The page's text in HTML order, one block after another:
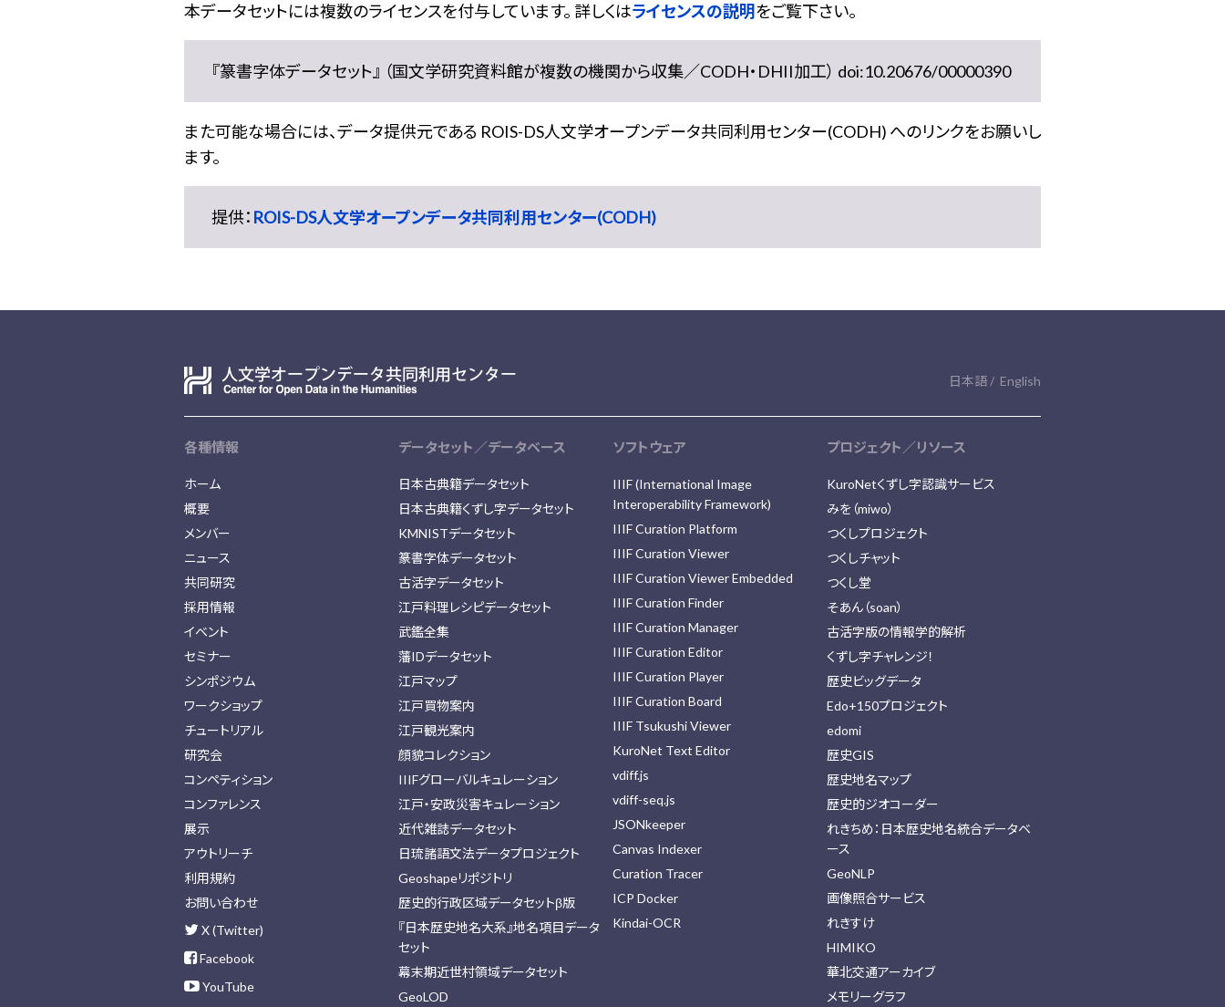
本データセットには複数のライセンスを付与しています。 詳しくはライセンスの説明をご覧下さい。
『篆書字体データセット』 （国文学研究資料館が複数の機関から収集／CODH・DHII加工） doi:10.20676/00000390
また可能な場合には、データ提供元である ROIS-DS人文学オープンデータ共同利用センター(CODH) へのリンクをお願いし
ます。
提供： ROIS-DS人文学オープンデータ共同利用センター(CODH)
日本語 English
各種情報
ホーム
概要
メンバー
ニュース
共同研究
採用情報
イベント
セミナー
シンポジウム
ワークショップ
チュートリアル
研究会
コンペティション
コンファレンス
展示
アウトリーチ
利用規約
お問い合わせ
X (Twitter)
Facebook
YouTube
データセット／データベース
日本古典籍データセット
日本古典籍くずし字データセット
KMNISTデータセット
篆書字体データセット
古活字データセット
江戸料理レシピデータセット
武鑑全集
藩IDデータセット
江戸マップ
江戸買物案内
江戸観光案内
顔貌コレクション
IIIFグローバルキュレーション
江戸・安政災害キュレーション
近代雑誌データセット
日琉諸語文法データプロジェクト
Geoshapeリポジトリ
歴史的行政区域データセットβ版
『日本歴史地名大系』地名項目データ
セット
幕末期近世村領域データセット
GeoLOD
ソフトウェア
IIIF (International Image
Interoperability Framework)
IIIF Curation Platform
IIIF Curation Viewer
IIIF Curation Viewer Embedded
IIIF Curation Finder
IIIF Curation Manager
IIIF Curation Editor
IIIF Curation Player
IIIF Curation Board
IIIF Tsukushi Viewer
KuroNet Text Editor
vdiff.js
vdiff-seq.js
JSONkeeper
Canvas Indexer
Curation Tracer
ICP Docker
Kindai-OCR
プロジェクト／リソース
KuroNetくずし字認識サービス
みを（miwo）
つくしプロジェクト
つくしチャット
つくし堂
そあん（soan）
古活字版の情報学的解析
くずし字チャレンジ！
歴史ビッグデータ
Edo+150プロジェクト
edomi
歴史GIS
歴史地名マップ
歴史的ジオコーダー
れきちめ：日本歴史地名統合データベ
ース
GeoNLP
画像照合サービス
れきすけ
HIMIKO
華北交通アーカイブ
メモリーグラフ